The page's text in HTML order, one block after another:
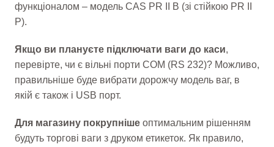
функціоналом – модель CAS PR II B (зі стійкою PR II
P).
Якщо ви плануєте підключати ваги до каси,
перевірте, чи є вільні порти COM (RS 232)? Можливо,
правильніше буде вибрати дорожчу модель ваг, в
якій є також і USB порт.
Для магазину покрупніше оптимальним рішенням
будуть торгові ваги з друком етикеток. Як правило,